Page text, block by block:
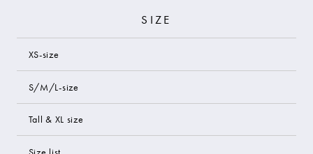
SIZE
XS-size
S/M/L-size
Tall & XL size